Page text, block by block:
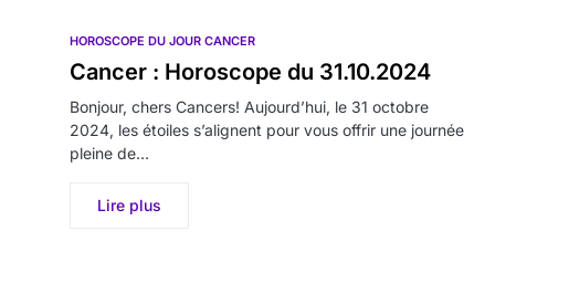
HOROSCOPE DU JOUR CANCER
Cancer : Horoscope du 31.10.2024
Bonjour, chers Cancers! Aujourd’hui, le 31 octobre
2024, les étoiles s’alignent pour vous offrir une journée
pleine de…
Lire plus